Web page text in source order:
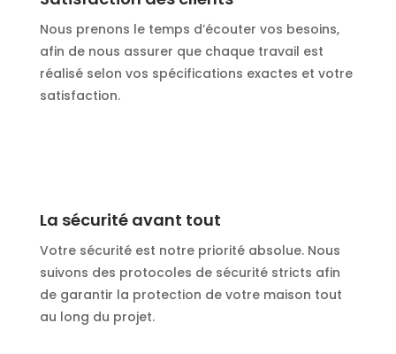
Nous prenons le temps d’écouter vos besoins,
afin de nous assurer que chaque travail est
réalisé selon vos spécifications exactes et votre
satisfaction.
La sécurité avant tout
Votre sécurité est notre priorité absolue. Nous
suivons des protocoles de sécurité stricts afin
de garantir la protection de votre maison tout
au long du projet.